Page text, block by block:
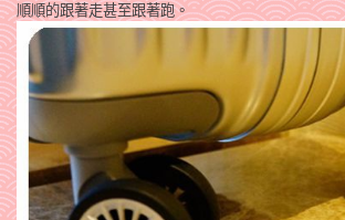
順順的跟著走甚至跟著跑。